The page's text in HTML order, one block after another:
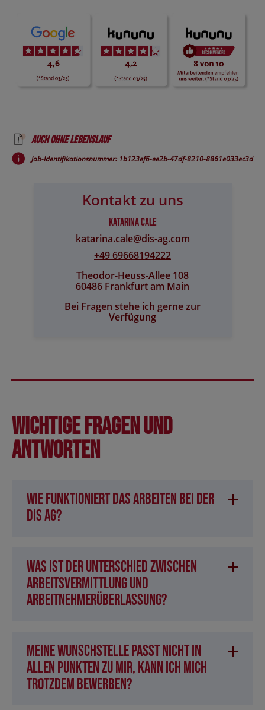
Auch ohne Lebenslauf
Job-Identifikationsnummer: 1b123ef6-ee2b-47df-8210-8861e033ec3d
Kontakt zu uns
Katarina Cale
katarina.cale@​dis-ag.com
+49 69668194222
Theodor-Heuss-Allee 108
60486 Frankfurt am Main
Bei Fragen stehe ich gerne zur
Verfügung
Wichtige Fragen und
Antworten
Wie funktioniert das Arbeiten bei der
DIS AG?
Was ist der Unterschied zwischen
Arbeitsvermittlung und
Arbeitnehmerüberlassung?
Meine Wunschstelle passt nicht in
allen Punkten zu mir, kann ich mich
trotzdem bewerben?